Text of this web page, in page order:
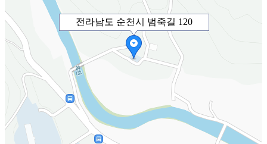
전라남도 순천시 범죽길 120